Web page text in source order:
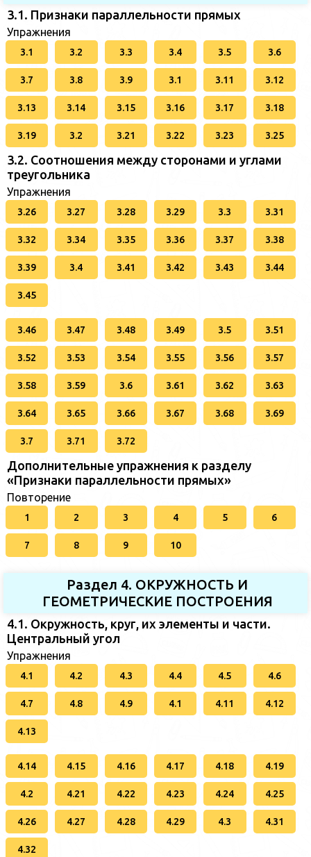
3.1. Признаки параллельности прямых
Упражнения
3.1 3.2 3.3 3.4 3.5 3.6
3.7 3.8 3.9 3.1 3.11 3.12
3.13 3.14 3.15 3.16 3.17 3.18
3.19 3.2 3.21 3.22 3.23 3.25
3.2. Соотношения между сторонами и углами
треугольника
Упражнения
3.26 3.27 3.28 3.29 3.3 3.31
3.32 3.34 3.35 3.36 3.37 3.38
3.39 3.4 3.41 3.42 3.43 3.44
3.45
3.46 3.47 3.48 3.49 3.5 3.51
3.52 3.53 3.54 3.55 3.56 3.57
3.58 3.59 3.6 3.61 3.62 3.63
3.64 3.65 3.66 3.67 3.68 3.69
3.7 3.71 3.72
Дополнительные упражнения к разделу
«Признаки параллельности прямых»
Повторение
1 2 3 4 5 6
7 8 9 10
Раздел 4. ОКРУЖНОСТЬ И
ГЕОМЕТРИЧЕСКИЕ ПОСТРОЕНИЯ
4.1. Окружность, круг, их элементы и части.
Центральный угол
Упражнения
4.1 4.2 4.3 4.4 4.5 4.6
4.7 4.8 4.9 4.1 4.11 4.12
4.13
4.14 4.15 4.16 4.17 4.18 4.19
4.2 4.21 4.22 4.23 4.24 4.25
4.26 4.27 4.28 4.29 4.3 4.31
4.32